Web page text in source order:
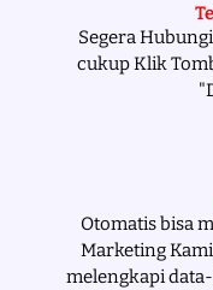
Segera
cukup Klik
Otomatis bisa
Marketing
melengkapi